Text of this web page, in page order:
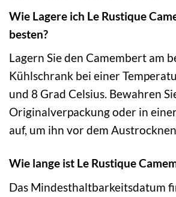
Wie Lagere ich Le Rustique
besten?
Lagern Sie den Camembert am
Kühlschrank bei einer
und 8 Grad Celsius. Bewahren
Originalverpackung oder in
auf, um ihn vor dem
Wie lange ist Le Rustique
Das Mindesthaltbarkeitsdatum